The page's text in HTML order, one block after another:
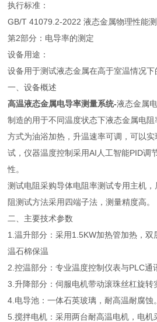
执行标准：
GB/T 41079.2-2022 液态金属物理性能
第2部分：电导率的测定
设备用途：
设备用于测试液态金属在高于室温情况
一、设备概述
高温液态金属电导率测量系统-液态金属
制造的用于不同温度状态下液态金属电
方式为油浴加热，升温速率可调，可以
试，仪器温度控制采用AI人工智能PID调
性。
测试电阻采购导体电阻率测试专用主机
阻测试方法采用四端子法，测量精度高。
二、主要技术参数
1.温升部分：采用1.5KW加热管加热，
温石棉保温
2.控温部分：专业温度控制仪表与PLC通
3.升降部分：伺服电机带动滚珠丝杠旋转
4.电导池：一体石英玻璃，耐高温耐腐蚀。
5.搅拌电机：采用两台耐高温电机，电机